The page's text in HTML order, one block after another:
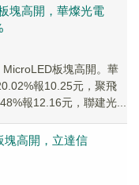
塊高開，華燦光電
板塊高開。華
報10.25元，聚飛
報12.16元，聯建光...
塊高開，立達信